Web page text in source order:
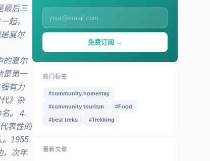
最后三
起，
夏尔
的夏尔
是第一
有力
》杂
。 4.
表性的
。1955
，次年
免费订阅 →
热门标签
#community homestay
#community tourism #Food
#best treks #Trekking
最新文章